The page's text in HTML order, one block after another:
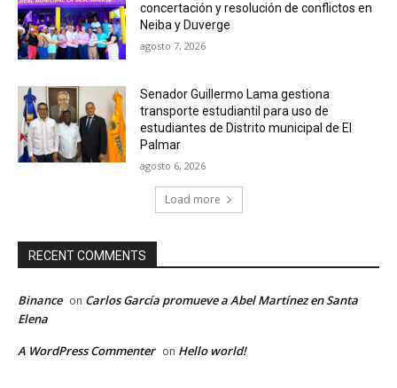
concertación y resolución de conflictos en
Neiba y Duverge
agosto 7, 2026
Senador Guillermo Lama gestiona
transporte estudiantil para uso de
estudiantes de Distrito municipal de El
Palmar
agosto 6, 2026
Load more
RECENT COMMENTS
Binance on Carlos García promueve a Abel Martínez en Santa
Elena
A WordPress Commenter on Hello world!